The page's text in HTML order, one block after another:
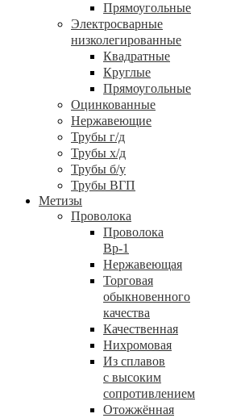
Прямоугольные
Электросварные
низколегированные
Квадратные
Круглые
Прямоугольные
Оцинкованные
Нержавеющие
Трубы г/д
Трубы х/д
Трубы б/у
Трубы ВГП
Метизы
Проволока
Проволока
Вр-1
Нержавеющая
Торговая
обыкновенного
качества
Качественная
Нихромовая
Из сплавов
с высоким
сопротивлением
Отожжённая